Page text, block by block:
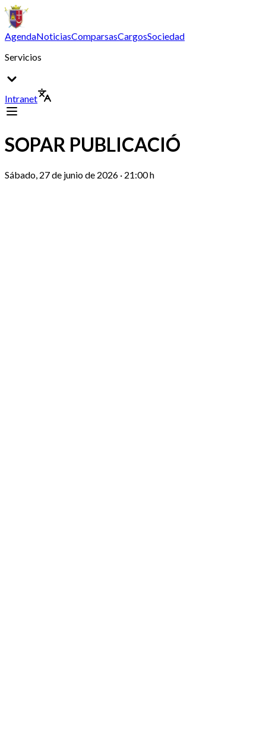
AgendaNoticiasComparsasCargosSociedad
Servicios
Intranet
SOPAR PUBLICACIÓ
Sábado, 27 de junio de 2026 · 21:00 h